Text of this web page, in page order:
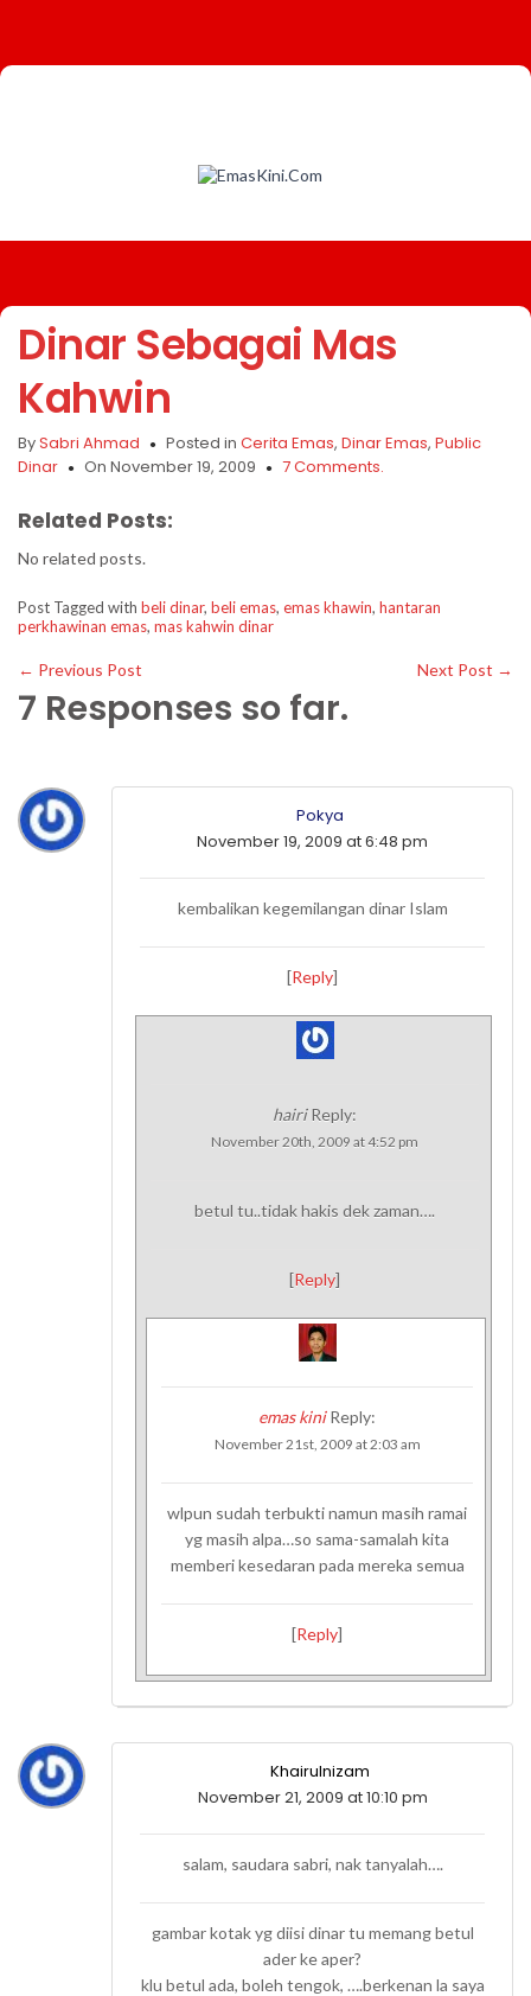
Dinar Sebagai Mas
Kahwin
BySabri Ahmad Posted in Cerita Emas, Dinar Emas, Public
Dinar
On November 19, 2009 7 Comments.
Related Posts:
No related posts.
Post Tagged with beli dinar, beli emas, emas khawin, hantaran
perkhawinan emas, mas kahwin dinar
← Previous Post Next Post →
7 Responses so far.
Pokya
November 19, 2009 at 6:48 pm
kembalikan kegemilangan dinar Islam
[Reply]
hairiReply:
November 20th, 2009 at 4:52 pm
betul tu..tidak hakis dek zaman….
[Reply]
emas kiniReply:
November 21st, 2009 at 2:03 am
wlpun sudah terbukti namun masih ramai
yg masih alpa…so sama-samalah kita
memberi kesedaran pada mereka semua
[Reply]
Khairulnizam
November 21, 2009 at 10:10 pm
salam, saudara sabri, nak tanyalah….
gambar kotak yg diisi dinar tu memang betul
ader ke aper?
klu betul ada, boleh tengok, ….berkenan la saya